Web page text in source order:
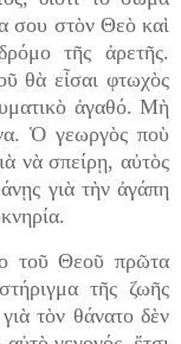
σου στὸν Θεὸ καὶ
τῆς ἀρετῆς.
θὰ εἶσαι φτωχὸς
ἀγαθό. Μὴ
Ὁ γεωργὸς ποὺ
νὰ σπείρῃ, αὐτὸς
γιὰ τὴν ἀγάπη
τοῦ Θεοῦ πρῶτα
τῆς ζωῆς
τὸν θάνατο δὲν